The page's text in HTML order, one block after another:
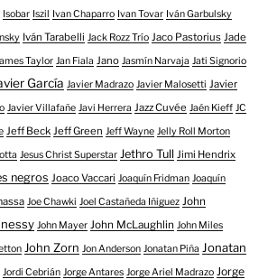
Isobar Iszil Ivan Chaparro Ivan Tovar Iván Garbulsky
Iván Tarabelli Jack Rozz Trío Jaco Pastorius Jade
Taylor Jan Fiala Jano Jasmín Narvaja Jati Signorio
García Javier Madrazo Javier Malosetti Javier
Javier Villafañe Javi Herrera Jazz Cuvée Jaén Kieff JC
Jeff Beck Jeff Green Jeff Wayne Jelly Roll Morton
Jesus Christ Superstar Jethro Tull Jimi Hendrix
negros Joaco Vaccari Joaquín Fridman Joaquín
Joe Chawki Joel Castañeda Iñiguez John
John Mayer John McLaughlin John Miles
John Zorn Jon Anderson Jonatan Piña Jonatan
Jordi Cebrián Jorge Antares Jorge Ariel Madrazo Jorge